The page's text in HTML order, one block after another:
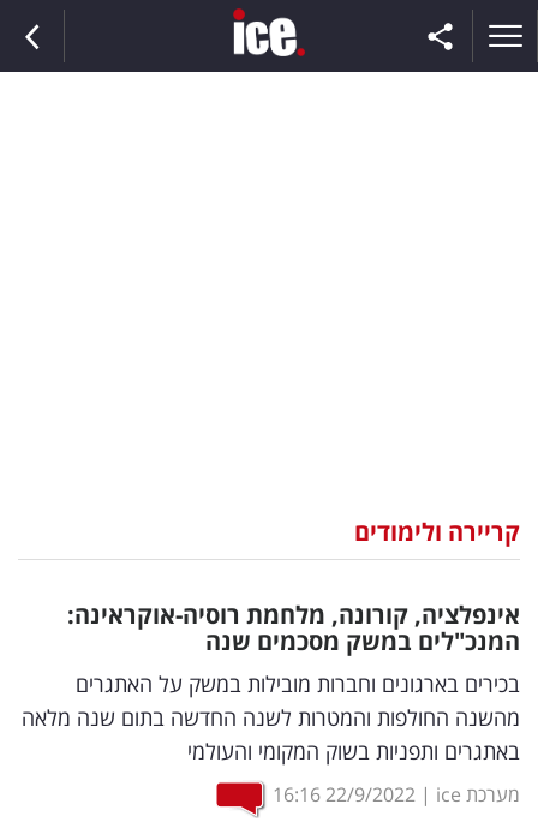
וצרכנות
דיגיטל
וטק
שיווק
ופרסום
קריירה ולימודים
אינפלציה, קורונה, מלחמת רוסיה-אוקראינה:
המנכ"לים במשק מסכמים שנה
בכירים בארגונים וחברות מובילות במשק על האתגרים
מהשנה החולפות והמטרות לשנה החדשה בתום שנה מלאה
באתגרים ותפניות בשוק המקומי והעולמי
מערכת ice |
22/9/2022
16:16